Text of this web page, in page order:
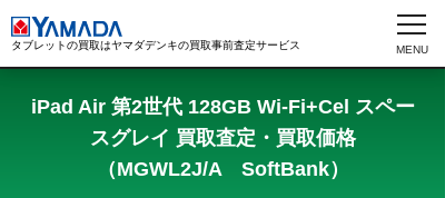
タブレットの買取はヤマダデンキの買取事前査定サービス
iPad Air 第2世代 128GB Wi-Fi+Cel スペー
スグレイ 買取査定・買取価格
（MGWL2J/A SoftBank）